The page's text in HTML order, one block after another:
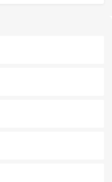
風情を楽しめる外せないスポット